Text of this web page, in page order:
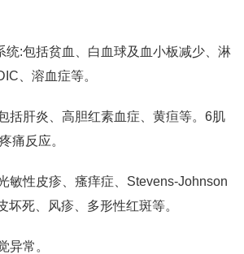
统:包括贫血、白血球及血小板减少、淋
、溶血症等。
括肝炎、高胆红素血症、黄疸等。6肌
痛反应。
敏性皮疹、瘙痒症、Stevens-Johnson
坏死、风疹、多形性红斑等。
异常。